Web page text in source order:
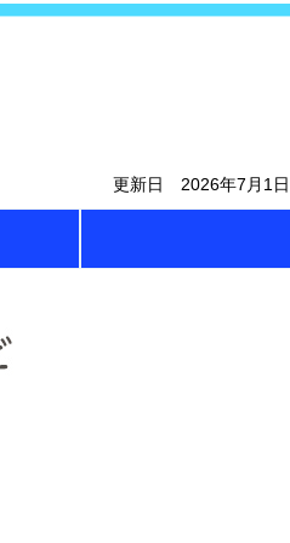
更新日 2026年7月1日